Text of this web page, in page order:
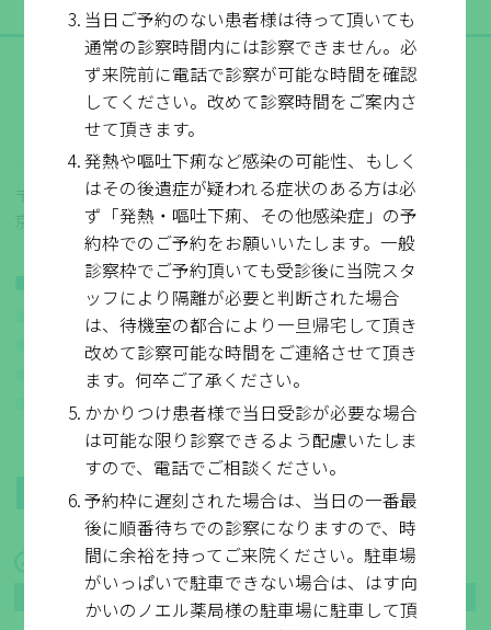
仁木医院
京都市伏見区深草 内科・循環器内科
〒612-0029
京都府京都市伏見区深草西浦町4丁目21番地
交通アクセス
京阪電車「龍谷大前深草」駅 徒歩5分
京都市営バス南5番「龍谷大学前」バス停 徒歩3分
京都市営地下鉄「くいな橋」駅から徒歩10分
京都駅から京都市営バス南5番「竹田駅東口行き」乗車
「深草 西浦町」バス停下車徒歩1分
無料駐車場5台完備
診療時間
時間／曜日 月 火 水 木 金
当日ご予約のない患者様は待って頂いても
通常の診察時間内には診察できません。必
ず来院前に電話で診察が可能な時間を確認
してください。改めて診察時間をご案内さ
せて頂きます。
発熱や嘔吐下痢など感染の可能性、もしく
はその後遺症が疑われる症状のある方は必
ず「発熱・嘔吐下痢、その他感染症」の予
約枠でのご予約をお願いいたします。一般
診察枠でご予約頂いても受診後に当院スタ
ッフにより隔離が必要と判断された場合
は、待機室の都合により一旦帰宅して頂き
改めて診察可能な時間をご連絡させて頂き
ます。何卒ご了承ください。
かかりつけ患者様で当日受診が必要な場合
は可能な限り診察できるよう配慮いたしま
すので、電話でご相談ください。
予約枠に遅刻された場合は、当日の一番最
後に順番待ちでの診察になりますので、時
間に余裕を持ってご来院ください。駐車場
がいっぱいで駐車できない場合は、はす向
かいのノエル薬局様の駐車場に駐車して頂